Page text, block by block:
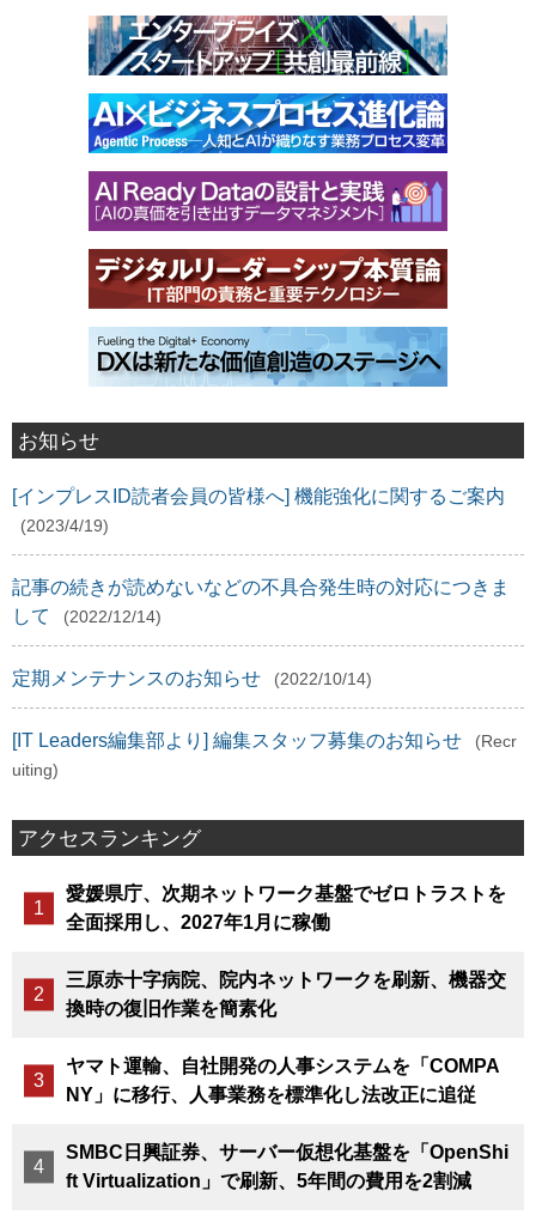
お知らせ
[インプレスID読者会員の皆様へ] 機能強化に関するご案内
(2023/4/19)
記事の続きが読めないなどの不具合発生時の対応につきま
して
(2022/12/14)
定期メンテナンスのお知らせ (2022/10/14)
[IT Leaders編集部より] 編集スタッフ募集のお知らせ
(Recr
uiting)
アクセスランキング
愛媛県庁、次期ネットワーク基盤でゼロトラストを
全面採用し、2027年1月に稼働
三原赤十字病院、院内ネットワークを刷新、機器交
換時の復旧作業を簡素化
ヤマト運輸、自社開発の人事システムを「COMPA
NY」に移行、人事業務を標準化し法改正に追従
SMBC日興証券、サーバー仮想化基盤を「OpenShi
ft Virtualization」で刷新、5年間の費用を2割減